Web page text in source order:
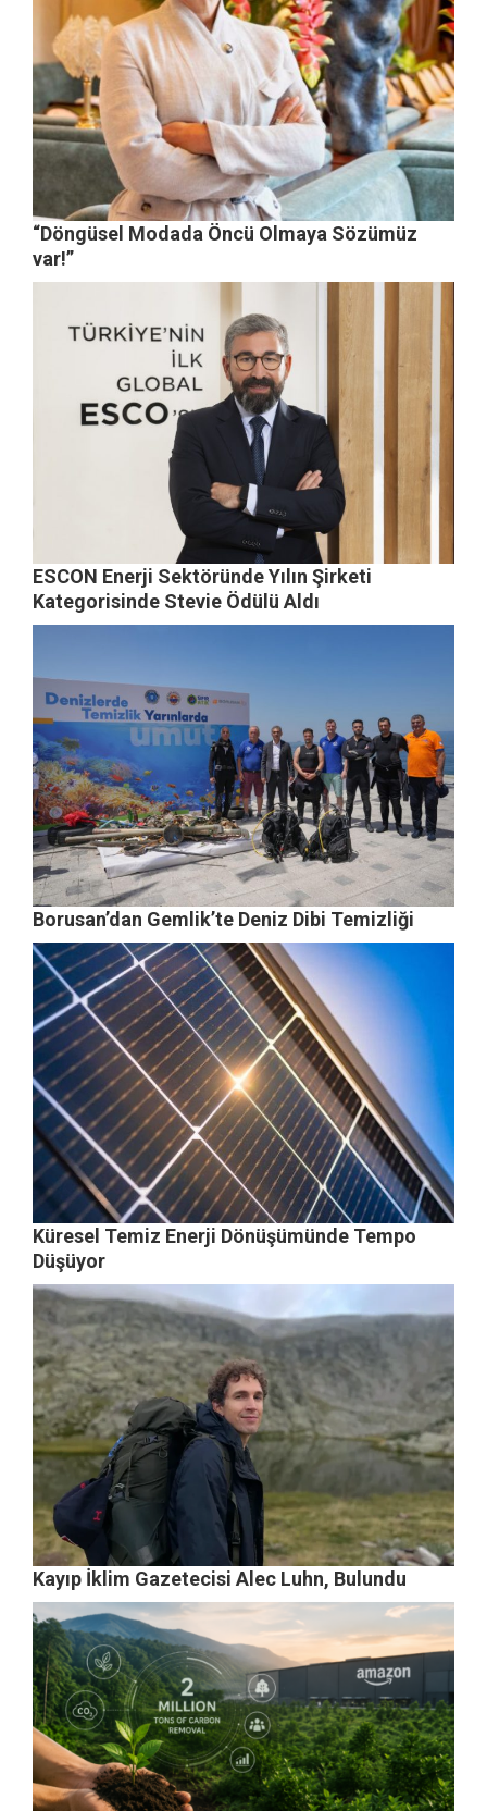
“Döngüsel Modada Öncü Olmaya Sözümüz
var!”
ESCON Enerji Sektöründe Yılın Şirketi
Kategorisinde Stevie Ödülü Aldı
Borusan’dan Gemlik’te Deniz Dibi Temizliği
Küresel Temiz Enerji Dönüşümünde Tempo
Düşüyor
Kayıp İklim Gazetecisi Alec Luhn, Bulundu